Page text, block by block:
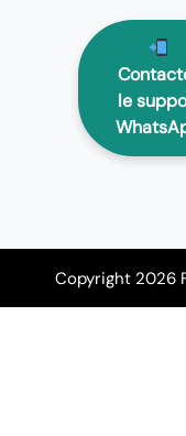
le
Copyright 2026